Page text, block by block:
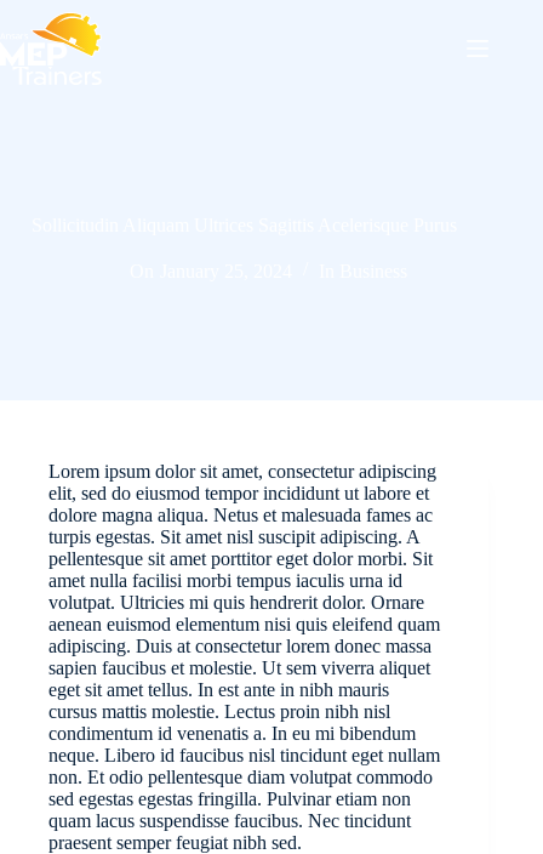
Lorem ipsum dolor sit amet, consectetur adipiscing
elit, sed do eiusmod tempor incididunt ut labore et
dolore magna aliqua. Netus et malesuada fames ac
turpis egestas. Sit amet nisl suscipit adipiscing. A
pellentesque sit amet porttitor eget dolor morbi. Sit
amet nulla facilisi morbi tempus iaculis urna id
volutpat. Ultricies mi quis hendrerit dolor. Ornare
aenean euismod elementum nisi quis eleifend quam
adipiscing. Duis at consectetur lorem donec massa
sapien faucibus et molestie. Ut sem viverra aliquet
eget sit amet tellus. In est ante in nibh mauris
cursus mattis molestie. Lectus proin nibh nisl
condimentum id venenatis a. In eu mi bibendum
neque. Libero id faucibus nisl tincidunt eget nullam
non. Et odio pellentesque diam volutpat commodo
sed egestas egestas fringilla. Pulvinar etiam non
quam lacus suspendisse faucibus. Nec tincidunt
praesent semper feugiat nibh sed.